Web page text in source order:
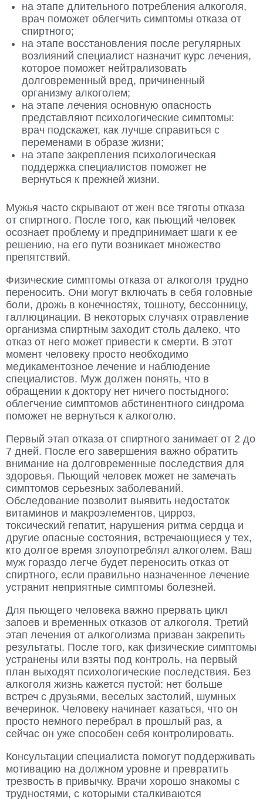
на этапе длительного потребления алкоголя,
врач поможет облегчить симптомы отказа от
спиртного;
на этапе восстановления после регулярных
возлияний специалист назначит курс лечения,
которое поможет нейтрализовать
долговременный вред, причиненный
организму алкоголем;
на этапе лечения основную опасность
представляют психологические симптомы:
врач подскажет, как лучше справиться с
переменами в образе жизни;
на этапе закрепления психологическая
поддержка специалистов поможет не
вернуться к прежней жизни.
Мужья часто скрывают от жен все тяготы отказа
от спиртного. После того, как пьющий человек
осознает проблему и предпринимает шаги к ее
решению, на его пути возникает множество
препятствий.
Физические симптомы отказа от алкоголя трудно
переносить. Они могут включать в себя головные
боли, дрожь в конечностях, тошноту, бессонницу,
галлюцинации. В некоторых случаях отравление
организма спиртным заходит столь далеко, что
отказ от него может привести к смерти. В этот
момент человеку просто необходимо
медикаментозное лечение и наблюдение
специалистов. Муж должен понять, что в
обращении к доктору нет ничего постыдного:
облегчение симптомов абстинентного синдрома
поможет не вернуться к алкоголю.
Первый этап отказа от спиртного занимает от 2 до
7 дней. После его завершения важно обратить
внимание на долговременные последствия для
здоровья. Пьющий человек может не замечать
симптомов серьезных заболеваний.
Обследование позволит выявить недостаток
витаминов и макроэлементов, цирроз,
токсический гепатит, нарушения ритма сердца и
другие опасные состояния, встречающиеся у тех,
кто долгое время злоупотреблял алкоголем. Ваш
муж гораздо легче будет переносить отказ от
спиртного, если правильно назначенное лечение
устранит неприятные симптомы болезней.
Для пьющего человека важно прервать цикл
запоев и временных отказов от алкоголя. Третий
этап лечения от алкоголизма призван закрепить
результаты. После того, как физические симптомы
устранены или взяты под контроль, на первый
план выходят психологические последствия. Без
алкоголя жизнь кажется пустой: нет больше
встреч с друзьями, веселых застолий, шумных
вечеринок. Человеку начинает казаться, что он
просто немного перебрал в прошлый раз, а
сейчас он уже способен себя контролировать.
Консультации специалиста помогут поддерживать
мотивацию на должном уровне и превратить
трезвость в привычку. Врачи хорошо знакомы с
трудностями, с которыми сталкиваются